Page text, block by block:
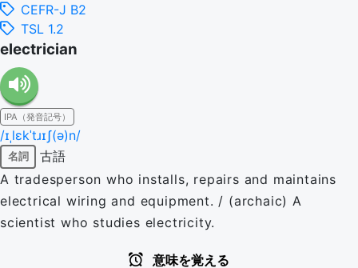
CEFR-J B2
TSL 1.2
electrician
IPA（発音記号）
/ɪˌlɛkˈtɹɪʃ(ə)n/
名詞
古語
A tradesperson who installs, repairs and maintains
electrical wiring and equipment. / (archaic) A
scientist who studies electricity.
意味を覚える